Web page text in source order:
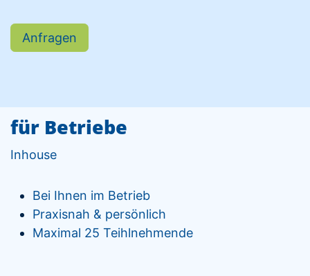
Anfragen
für Betriebe
Inhouse
Bei Ihnen im Betrieb
Praxisnah & persönlich
Maximal 25 Teihlnehmende